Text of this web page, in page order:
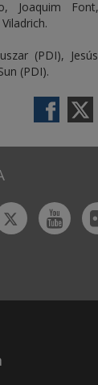
Joaquim
(PDI),
(PDI).
Twitter